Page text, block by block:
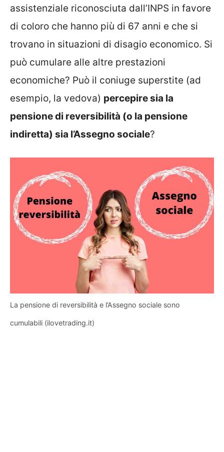
assistenziale riconosciuta dall’INPS in favore
di coloro che hanno più di 67 anni e che si
trovano in situazioni di disagio economico. Si
può cumulare alle altre prestazioni
economiche? Può il coniuge superstite (ad
esempio, la vedova) percepire sia la
pensione di reversibilità (o la pensione
indiretta) sia l’Assegno sociale?
La pensione di reversibilità e l’Assegno sociale sono
cumulabili (ilovetrading.it)